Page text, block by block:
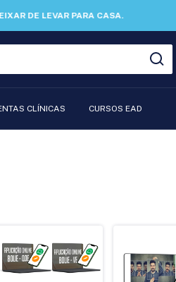
DE LEVAR PARA CASA.
CLÍNICAS CURSOS EAD